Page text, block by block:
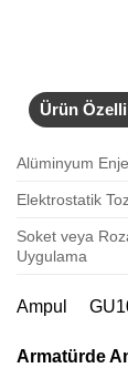
Ürün
Alüminyum
Elektrostatik
Soket veya
Uygulama
Ampul
Armatürde